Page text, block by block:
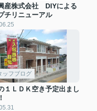
産株式会社 DIYによる
チリニューアル
ッフブログ
１ＬＤＫ空き予定出まし